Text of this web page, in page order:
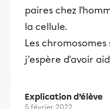
paires chez
la cellule.
Les
j'espère d'avoir
Explication d’élève
5 février 2022